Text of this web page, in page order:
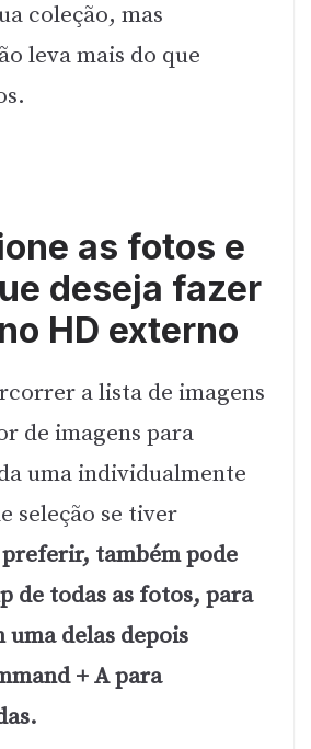
coleção, mas
leva mais do que
as fotos e
deseja fazer
HD externo
a lista de imagens
de imagens para
uma individualmente
seleção se tiver
preferir, também pode
de todas as fotos, para
uma delas depois
+ A para